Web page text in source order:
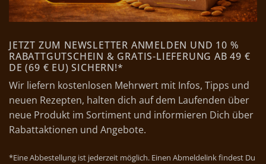
JETZT ZUM NEWSLETTER ANMELDEN UND 10 %
RABATTGUTSCHEIN & GRATIS-LIEFERUNG AB 49 €
DE (69 € EU) SICHERN!*
Wir liefern kostenlosen Mehrwert mit Infos, Tipps und
neuen Rezepten, halten dich auf dem Laufenden über
neue Produkt im Sortiment und informieren Dich über
Rabattaktionen und Angebote.
*Eine Abbestellung ist jederzeit möglich. Einen Abmeldelink findest Du